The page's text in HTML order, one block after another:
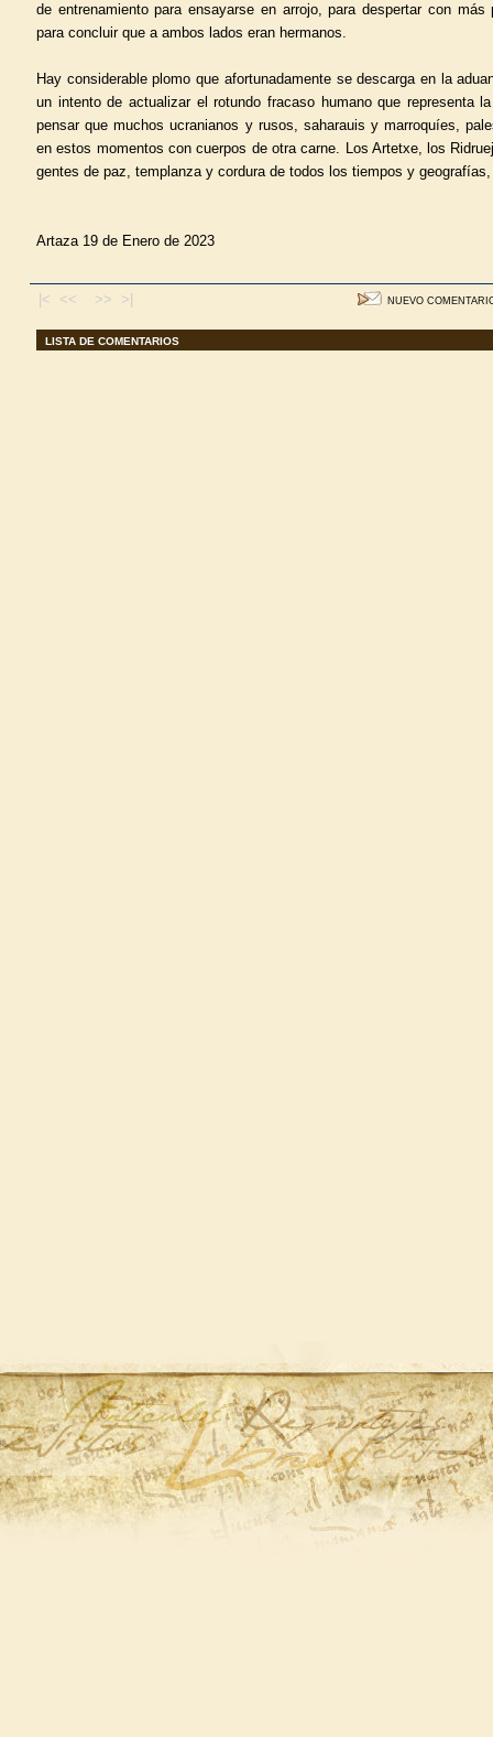
de entrenamiento para ensayarse en arrojo, para despertar con
para concluir que a ambos lados eran hermanos.
Hay considerable plomo que afortunadamente se descarga en la
un intento de actualizar el rotundo fracaso humano que representa
pensar que muchos ucranianos y rusos, saharauis y marroquíes,
en estos momentos con cuerpos de otra carne. Los Artetxe, los
gentes de paz, templanza y cordura de todos los tiempos y
Artaza 19 de Enero de 2023
|< << >> >| NUEVO
LISTA DE COMENTARIOS